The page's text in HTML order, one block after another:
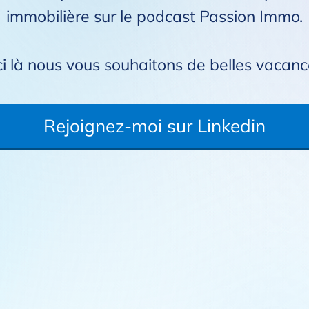
immobilière sur le podcast Passion Immo.
là nous vous souhaitons de belles
Rejoignez-moi sur Linkedin